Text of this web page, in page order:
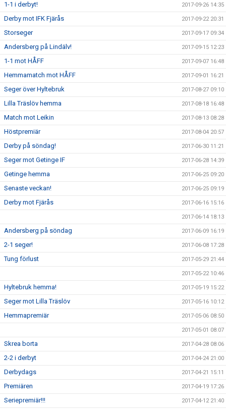
1-1 i derbyt! 2017-09-26 14:35
Derby mot IFK Fjärås 2017-09-22 20:31
Storseger 2017-09-17 09:34
Andersberg på Lindälv! 2017-09-15 12:23
1-1 mot HÅFF 2017-09-07 16:48
Hemmamatch mot HÅFF 2017-09-01 16:21
Seger över Hyltebruk 2017-08-27 09:10
Lilla Träslöv hemma 2017-08-18 16:48
Match mot Leikin 2017-08-13 08:28
Höstpremiär 2017-08-04 20:57
Derby på söndag! 2017-06-30 11:21
Seger mot Getinge IF 2017-06-28 14:39
Getinge hemma 2017-06-25 09:20
Senaste veckan! 2017-06-25 09:19
Derby mot Fjärås 2017-06-16 15:16
2017-06-14 18:13
Andersberg på söndag 2017-06-09 16:19
2-1 seger! 2017-06-08 17:28
Tung förlust 2017-05-29 21:44
2017-05-22 10:46
Hyltebruk hemma! 2017-05-19 15:22
Seger mot Lilla Träslöv 2017-05-16 10:12
Hemmapremiär 2017-05-06 08:50
2017-05-01 08:07
Skrea borta 2017-04-28 08:06
2-2 i derbyt 2017-04-24 21:00
Derbydags 2017-04-21 15:11
Premiären 2017-04-19 17:26
Seriepremiär!!! 2017-04-12 21:40